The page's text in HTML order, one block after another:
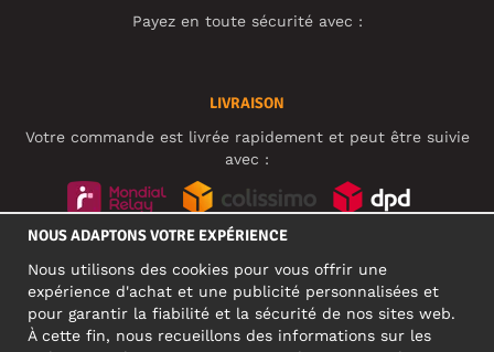
Payez en toute sécurité avec :
LIVRAISON
Votre commande est livrée rapidement et peut être suivie
avec :
ADRESSE PROFESSIONNELLE
NOUS ADAPTONS VOTRE EXPÉRIENCE
Nous utilisons des cookies pour vous offrir une
expérience d'achat et une publicité personnalisées et
pour garantir la fiabilité et la sécurité de nos sites web.
À cette fin, nous recueillons des informations sur les